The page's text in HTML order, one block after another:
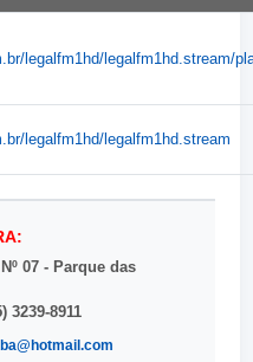
legalfm1hd/legalfm1hd.stream/
legalfm1hd/legalfm1hd.stream
07 - Parque das
3239-8911